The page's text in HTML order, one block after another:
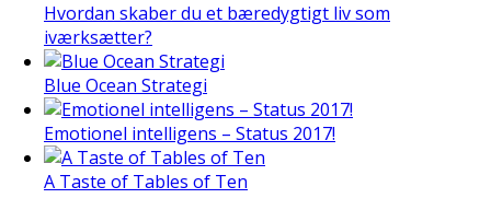
Hvordan skaber du et bæredygtigt liv som
iværksætter?
Blue Ocean Strategi
Emotionel intelligens – Status 2017!
A Taste of Tables of Ten